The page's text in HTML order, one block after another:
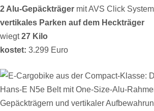
2 Alu-Gepäckträger mit AVS Click
vertikales Parken auf dem Heckträger
wiegt27 Kilo
kostet: 3.299 Euro